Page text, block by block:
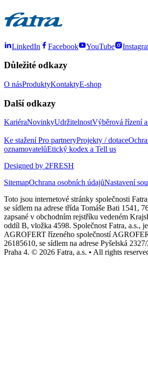
LinkedIn Facebook YouTube
Důležité odkazy
O násProduktyKontaktyE-shop
Další odkazy
KariéraNovinkyUdržitelnostVýběrová řízení
Ke staženíPro partneryProjekty / dotace
oznamovatelůEtický kodex a Tell us
Designed by 2FRESH
SitemapOchrana osobních údajůNastavení
Toto jsou internetové stránky společnosti
se sídlem na adrese třída Tomáše Bati 1541,
zapsané v obchodním rejstříku vedeném
oddíl B, vložka 4598. Společnost Fatra, a.s.,
AGROFERT řízeného společností
26185610, se sídlem na adrese Pyšelská
Praha 4. © 2026 Fatra, a.s. • All rights